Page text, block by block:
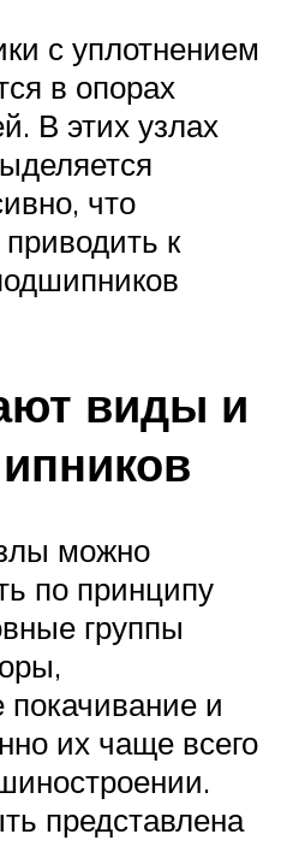
с уплотнением
в опорах
В этих узлах
что
к
виды и
можно
по принципу
группы
и
их чаще всего
представлена